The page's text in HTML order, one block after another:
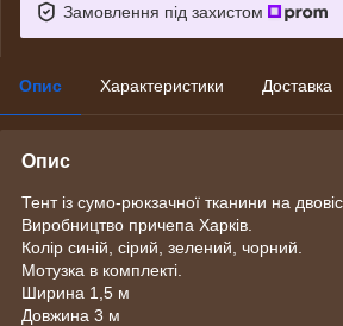
Замовлення під захистом
Опис Характеристики Доставка
Опис
Тент із сумо-рюкзачної тканини на
Виробництво причепа Харків.
Колір синій, сірий, зелений, чорний.
Мотузка в комплекті.
Ширина 1,5 м
Довжина 3 м